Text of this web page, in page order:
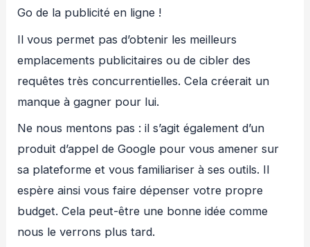
Go de la publicité en ligne !
Il vous permet pas d’obtenir les meilleurs
emplacements publicitaires ou de cibler des
requêtes très concurrentielles. Cela créerait un
manque à gagner pour lui.
Ne nous mentons pas : il s’agit également d’un
produit d’appel de Google pour vous amener sur
sa plateforme et vous familiariser à ses outils. Il
espère ainsi vous faire dépenser votre propre
budget. Cela peut-être une bonne idée comme
nous le verrons plus tard.